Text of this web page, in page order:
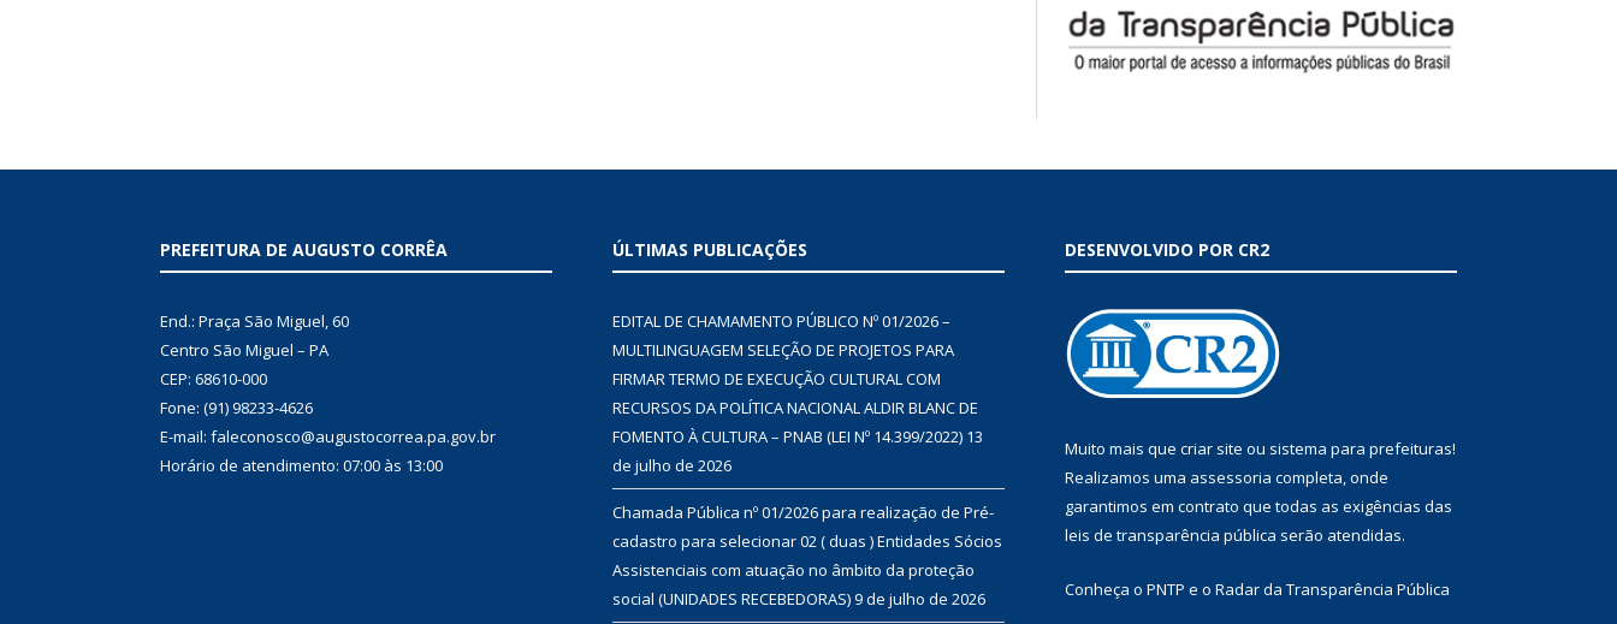
PREFEITURA DE AUGUSTO CORRÊA
End.: Praça São Miguel, 60
Centro São Miguel – PA
CEP: 68610-000
Fone: (91) 98233-4626
E-mail: faleconosco@augustocorrea.pa.gov.br
Horário de atendimento: 07:00 às 13:00
ÚLTIMAS PUBLICAÇÕES
EDITAL DE CHAMAMENTO PÚBLICO Nº 01/2026 –
MULTILINGUAGEM SELEÇÃO DE PROJETOS PARA
FIRMAR TERMO DE EXECUÇÃO CULTURAL COM
RECURSOS DA POLÍTICA NACIONAL ALDIR BLANC DE
FOMENTO À CULTURA – PNAB (LEI Nº 14.399/2022) 13
de julho de 2026
Chamada Pública nº 01/2026 para realização de Pré-
cadastro para selecionar 02 ( duas ) Entidades Sócios
Assistenciais com atuação no âmbito da proteção
social (UNIDADES RECEBEDORAS)9 de julho de 2026
DESENVOLVIDO POR CR2
Muito mais que criar site ou sistema para prefeituras!
Realizamos uma assessoria completa, onde
garantimos em contrato que todas as exigências das
leis de transparência pública serão atendidas.
Conheça o PNTP e o Radar da Transparência Pública